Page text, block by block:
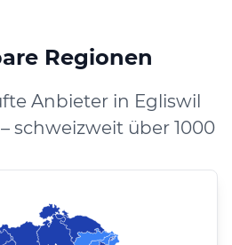
Regionen
Anbieter in Egliswil
schweizweit über 1000